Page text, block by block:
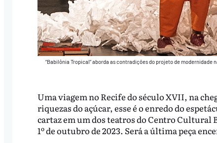
“Babilônia Tropical” aborda as contradições do projeto de
Uma viagem no Recife do século XVII, na
riquezas do açúcar, esse é o enredo do
cartaz em um dos teatros do Centro Cultural
1º de outubro de 2023. Será a última peça